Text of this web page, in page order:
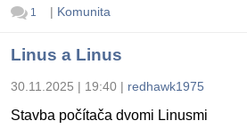
1 | Komunita
Linus a Linus
30.11.2025 | 19:40 | redhawk1975
Stavba počítača dvomi Linusmi